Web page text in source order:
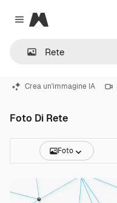
Close menu
Magnific
Crea un'immagine IA
Foto Di Rete
Foto